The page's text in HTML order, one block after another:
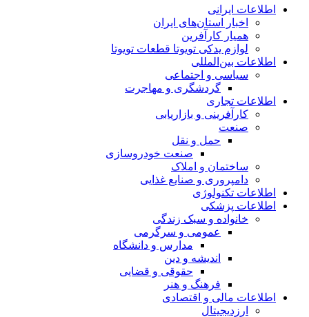
اطلاعات‌ ‎ایرانی
اخبار استان‌های ایران
همیار کارآفرین
لوازم یدکی تویوتا قطعات تویوتا
اطلاعات بین‌المللی
سیاسی و اجتماعی
گردشگری و مهاجرت
اطلاعات تجاری
کارآفرینی و بازاریابی
صنعت
حمل و نقل
صنعت خودروسازی
ساختمان و املاک
دامپروری و صنایع غذایی
اطلاعات تکنولوژی
اطلاعات پزشکی
خانواده و سبک زندگی
عمومی و سرگرمی
مدارس و دانشگاه
اندیشه و دین
حقوقی و قضایی
فرهنگ و هنر
اطلاعات مالی و اقتصادی
ارزدیجیتال